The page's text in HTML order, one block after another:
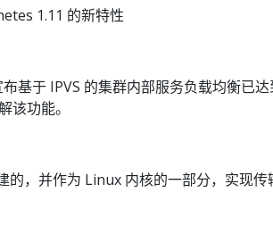
1.11 的新特性
基于 IPVS 的集群内部服务负载均衡已
该功能。
，并作为 Linux 内核的一部分，实现传